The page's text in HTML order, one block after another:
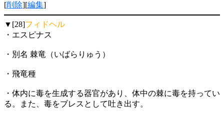
[削除][編集]
▼[28]フィドヘル
・エスピナス
・別名 棘竜（いばらりゅう）
・飛竜種
・体内に毒を生成する器官があり、体中の棘に毒を持ってい
る。また、毒をブレスとして吐き出す。